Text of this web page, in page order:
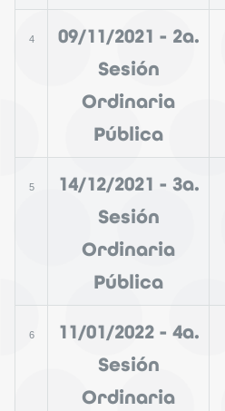
4
09/11/2021 - 2a.
Sesión
Ordinaria
Pública
5
14/12/2021 - 3a.
Sesión
Ordinaria
Pública
6
11/01/2022 - 4a.
Sesión
Ordinaria